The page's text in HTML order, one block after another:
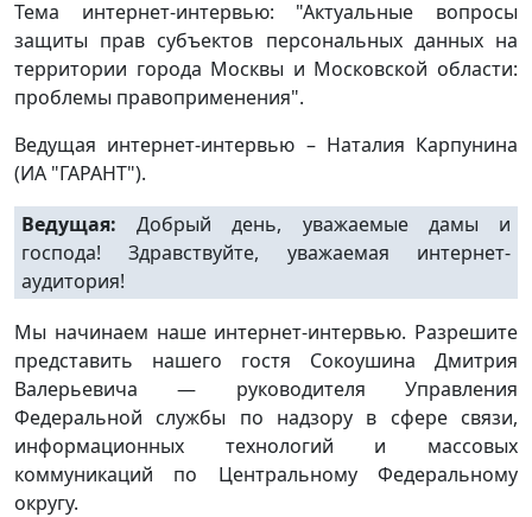
Тема интернет-интервью: "Актуальные вопросы
защиты прав субъектов персональных данных на
территории города Москвы и Московской области:
проблемы правоприменения".
Ведущая интернет-интервью – Наталия Карпунина
(ИА "ГАРАНТ").
Ведущая: Добрый день, уважаемые дамы и
господа! Здравствуйте, уважаемая интернет-
аудитория!
Мы начинаем наше интернет-интервью. Разрешите
представить нашего гостя Сокоушина Дмитрия
Валерьевича — руководителя Управления
Федеральной службы по надзору в сфере связи,
информационных технологий и массовых
коммуникаций по Центральному Федеральному
округу.